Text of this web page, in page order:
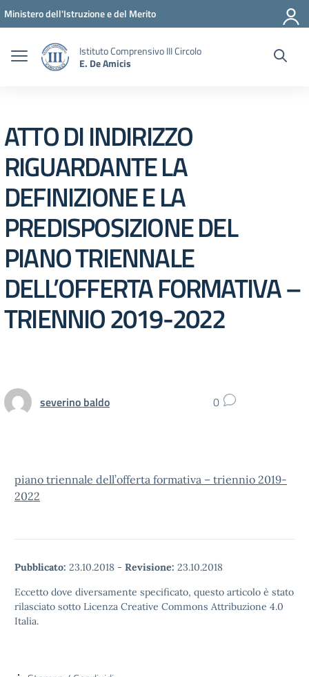
Vai ai contenuti
Vai al menu di navigazione
Vai al footer
Ministero dell'Istruzione e del Merito
Istituto Comprensivo III Circolo
E. De Amicis
ATTO DI INDIRIZZO
RIGUARDANTE LA
DEFINIZIONE E LA
PREDISPOSIZIONE DEL
PIANO TRIENNALE
DELL’OFFERTA FORMATIVA –
TRIENNIO 2019-2022
severino baldo 0
piano triennale dell’offerta formativa – triennio 2019-
2022
Pubblicato: 23.10.2018 - Revisione: 23.10.2018
Eccetto dove diversamente specificato, questo articolo è stato
rilasciato sotto Licenza Creative Commons Attribuzione 4.0
Italia.